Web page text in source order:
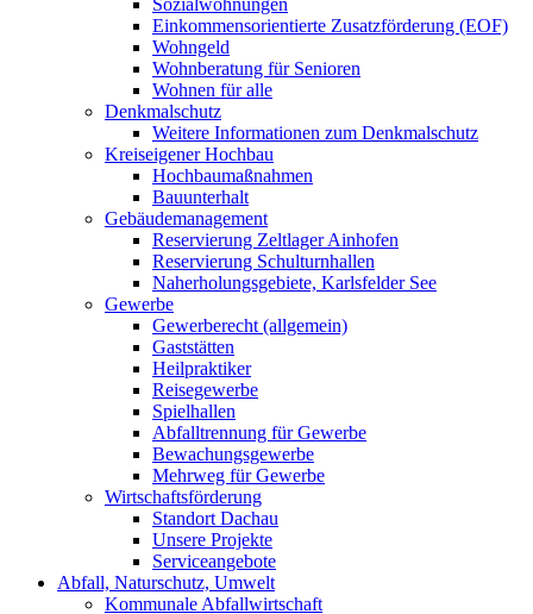
Einkommensorientierte Zusatzförderung (EOF)
Wohngeld
Wohnberatung für Senioren
Wohnen für alle
Denkmalschutz
Weitere Informationen zum Denkmalschutz
Kreiseigener Hochbau
Hochbaumaßnahmen
Bauunterhalt
Gebäudemanagement
Reservierung Zeltlager Ainhofen
Reservierung Schulturnhallen
Naherholungsgebiete, Karlsfelder See
Gewerbe
Gewerberecht (allgemein)
Gaststätten
Heilpraktiker
Reisegewerbe
Spielhallen
Abfalltrennung für Gewerbe
Bewachungsgewerbe
Mehrweg für Gewerbe
Wirtschaftsförderung
Standort Dachau
Unsere Projekte
Serviceangebote
Abfall, Naturschutz, Umwelt
Kommunale Abfallwirtschaft